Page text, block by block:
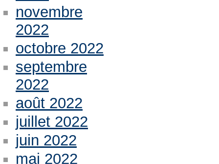
novembre
2022
octobre 2022
septembre
2022
août 2022
juillet 2022
juin 2022
mai 2022